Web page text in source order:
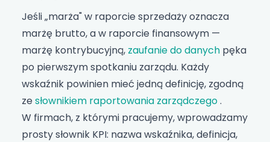
Jeśli „marża" w raporcie sprzedaży oznacza
marżę brutto, a w raporcie finansowym —
marżę kontrybucyjną, zaufanie do danych pęka
po pierwszym spotkaniu zarządu. Każdy
wskaźnik powinien mieć jedną definicję, zgodną
zesłownikiem raportowania zarządczego.
W firmach, z którymi pracujemy, wprowadzamy
prosty słownik KPI: nazwa wskaźnika, definicja,